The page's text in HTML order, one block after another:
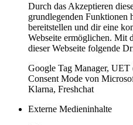
Durch das Akzeptieren
grundlegenden Funktionen
bereitstellen und dir eine
Webseite ermöglichen. Mit
dieser Webseite folgende
Google Tag Manager,
Consent Mode von
Klarna, Freshchat
Externe Medieninhalte